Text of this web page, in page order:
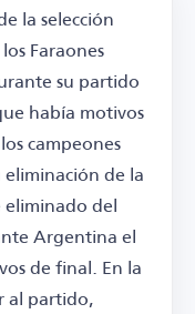
la selección
Faraones
su partido
había motivos
campeones
de la
del
Argentina el
de final. En la
al partido,